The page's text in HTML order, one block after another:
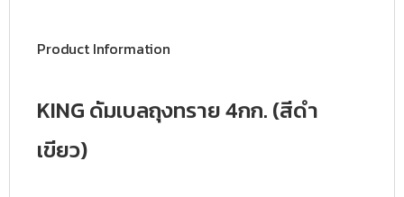
Product Information
KING ดัมเบลถุงทราย 4กก. (สีดำ
เขียว)